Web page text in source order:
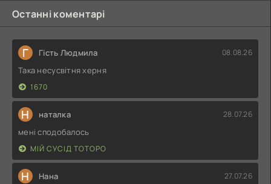
Останні коментарі
Г Гість Людмила 08.08.26
Така несусвітня херня
1670
Н наталка 28.07.26
мені сподобалось
МІЙ СУСІД ТОТОРО
Н Нана 27.07.26